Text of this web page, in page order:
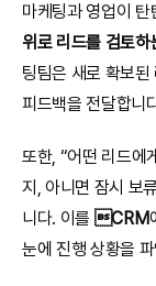
마케팅과 영업이 탄
위로 리드를 검토하
팅팀은 새로 확보
피드백을 전달합니
또한, “어떤 리드에
지, 아니면 잠시 보
니다. 이를 CRM
눈에 진행 상황을